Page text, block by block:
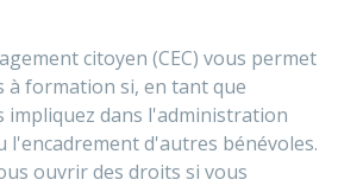
citoyen (CEC) vous permet
à formation si, en tant que
impliquez dans l'administration
l'encadrement d'autres bénévoles.
ouvrir des droits si vous